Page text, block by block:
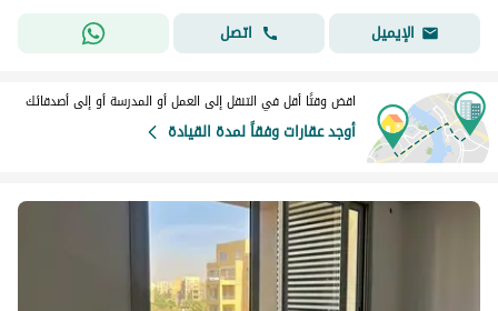
الإيميل
اتصل
اقض وقتًا أقل في التنقل إلى العمل أو المدرسة أو إلى أصدقائك
أوجد عقارات وفقاً لمدة القيادة